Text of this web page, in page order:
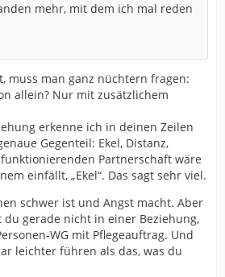
mehr, mit dem ich mal reden
muss man ganz nüchtern fragen:
allein? Nur mit zusätzlichem
erkenne ich in deinen Zeilen
Gegenteil: Ekel, Distanz,
Partnerschaft wäre
einfällt, „Ekel“. Das sagt sehr viel.
schwer ist und Angst macht. Aber
du gerade nicht in einer Beziehung,
WG mit Pflegeauftrag. Und
leichter führen als das, was du